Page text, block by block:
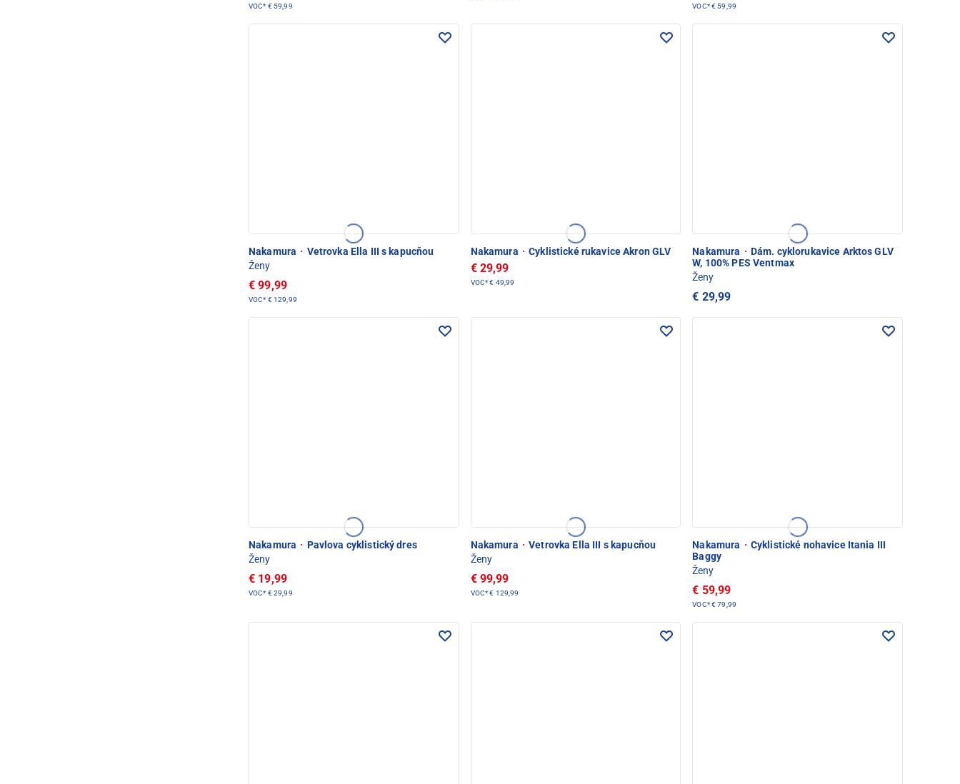
VOC* € 59,99 VOC*€ 59,99
Nakamura · Vetrovka Ella III s kapucňou
Ženy
€ 99,99
VOC* € 129,99
Nakamura · Cyklistické rukavice Akron GLV
€ 29,99
VOC*€ 49,99
Nakamura · Dám. cyklorukavice Arktos GLV
W, 100% PES Ventmax
Ženy
€ 29,99
Nakamura · Pavlova cyklistický dres
Ženy
€ 19,99
VOC* € 29,99
Nakamura · Vetrovka Ella III s kapucňou
Ženy
€ 99,99
VOC*€ 129,99
Nakamura · Cyklistické nohavice Itania III
Baggy
Ženy
€ 59,99
VOC*€ 79,99